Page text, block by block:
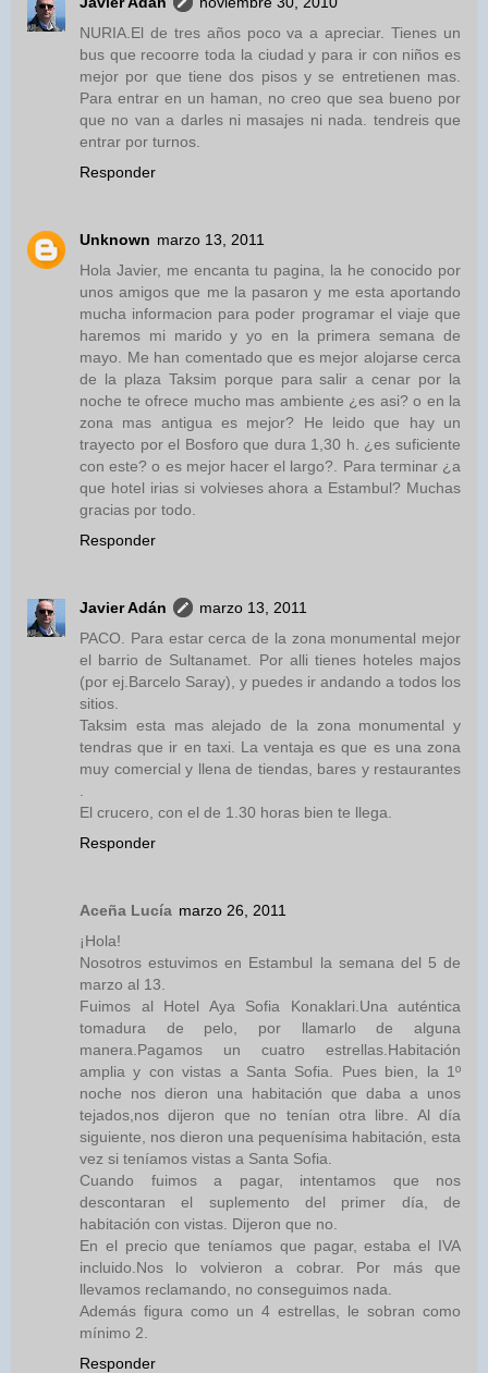
NURIA.El de tres años poco va a apreciar. Tienes un
bus que recoorre toda la ciudad y para ir con niños es
mejor por que tiene dos pisos y se entretienen mas.
Para entrar en un haman, no creo que sea bueno por
que no van a darles ni masajes ni nada. tendreis que
entrar por turnos.
Responder
Unknown marzo 13, 2011
Hola Javier, me encanta tu pagina, la he conocido por
unos amigos que me la pasaron y me esta aportando
mucha informacion para poder programar el viaje que
haremos mi marido y yo en la primera semana de
mayo. Me han comentado que es mejor alojarse cerca
de la plaza Taksim porque para salir a cenar por la
noche te ofrece mucho mas ambiente ¿es asi? o en la
zona mas antigua es mejor? He leido que hay un
trayecto por el Bosforo que dura 1,30 h. ¿es suficiente
con este? o es mejor hacer el largo?. Para terminar ¿a
que hotel irias si volvieses ahora a Estambul? Muchas
gracias por todo.
Responder
Javier Adán
marzo 13, 2011
PACO. Para estar cerca de la zona monumental mejor
el barrio de Sultanamet. Por alli tienes hoteles majos
(por ej.Barcelo Saray), y puedes ir andando a todos los
sitios.
Taksim esta mas alejado de la zona monumental y
tendras que ir en taxi. La ventaja es que es una zona
muy comercial y llena de tiendas, bares y restaurantes
El crucero, con el de 1.30 horas bien te llega.
Responder
Aceña Lucía marzo 26, 2011
¡Hola!
Nosotros estuvimos en Estambul la semana del 5 de
marzo al 13.
Fuimos al Hotel Aya Sofia Konaklari.Una auténtica
tomadura de pelo, por llamarlo de alguna
manera.Pagamos un cuatro estrellas.Habitación
amplia y con vistas a Santa Sofia. Pues bien, la 1º
noche nos dieron una habitación que daba a unos
tejados,nos dijeron que no tenían otra libre. Al día
siguiente, nos dieron una pequenísima habitación, esta
vez si teníamos vistas a Santa Sofia.
Cuando fuimos a pagar, intentamos que nos
descontaran el suplemento del primer día, de
habitación con vistas. Dijeron que no.
En el precio que teníamos que pagar, estaba el IVA
incluido.Nos lo volvieron a cobrar. Por más que
llevamos reclamando, no conseguimos nada.
Además figura como un 4 estrellas, le sobran como
mínimo 2.
Responder